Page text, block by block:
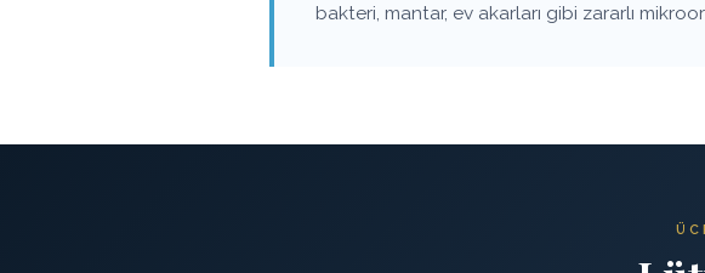
bakteri, mantar, ev akarları gibi zararlı